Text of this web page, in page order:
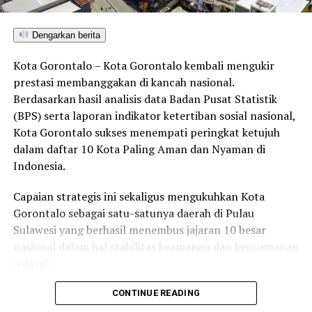
GLOBALISASI PENDIDIKAN
GOOD UNIVERSITY GOVERNANCE
KEMITRAAN INDUSTRI
PENDIDIKAN TINGGI
REKTOR UNG
TATA KELOLA PTN
TRANSFORMASI KELEMBAGAAN
UNESA SURABAYA
UP NEXT
Era Digital Menantang, Prodi Magister Hukum UNG
Bahas Perlindungan Konsumen
DON'T MISS
Batu Nisan Almarhum Toni Mopangga Dipasang, Bupati
Dengarkan berita
Kota Gorontalo – Kota Gorontalo kembali mengukir
prestasi membanggakan di kancah nasional.
Berdasarkan hasil analisis data Badan Pusat Statistik
(BPS) serta laporan indikator ketertiban sosial nasional,
Kota Gorontalo sukses menempati peringkat ketujuh
dalam daftar 10 Kota Paling Aman dan Nyaman di
Indonesia.
Capaian strategis ini sekaligus mengukuhkan Kota
Gorontalo sebagai satu-satunya daerah di Pulau
Sulawesi yang berhasil menembus jajaran 10 besar
nasional dalam hal stabilitas keamanan dan kenyamanan
Sebagai pusat pemerintahan, pertumbuhan ekonomi,
CONTINUE READING